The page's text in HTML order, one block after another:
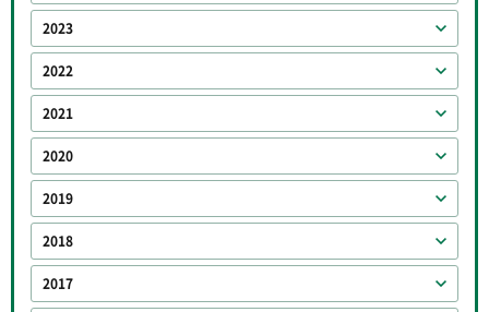
2023
2022
2021
2020
2019
2018
2017